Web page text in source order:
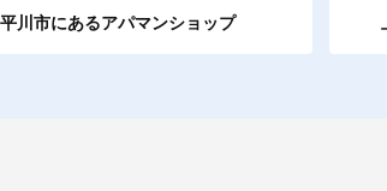
平川市にあるアパマンショップ